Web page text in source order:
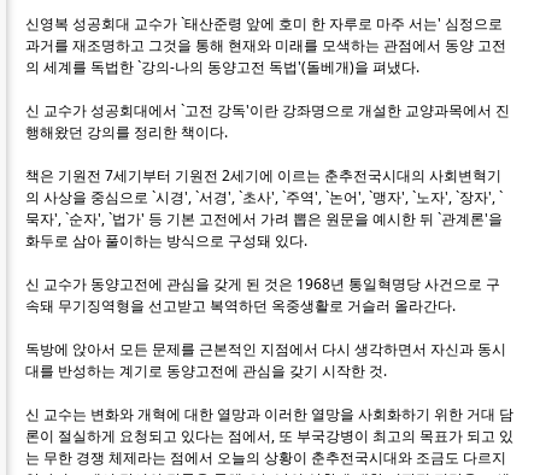
신영복 성공회대 교수가 `태산준령 앞에 호미 한 자루로 마주 서는' 심정으로
과거를 재조명하고 그것을 통해 현재와 미래를 모색하는 관점에서 동양 고전
의 세계를 독법한 `강의-나의 동양고전 독법'(돌베개)을 펴냈다.
신 교수가 성공회대에서 `고전 강독'이란 강좌명으로 개설한 교양과목에서 진
행해왔던 강의를 정리한 책이다.
책은 기원전 7세기부터 기원전 2세기에 이르는 춘추전국시대의 사회변혁기
의 사상을 중심으로 `시경', `서경', `초사', `주역', `논어', `맹자', `노자', `장자', `
묵자', `순자', `법가' 등 기본 고전에서 가려 뽑은 원문을 예시한 뒤 `관계론'을
화두로 삼아 풀이하는 방식으로 구성돼 있다.
신 교수가 동양고전에 관심을 갖게 된 것은 1968년 통일혁명당 사건으로 구
속돼 무기징역형을 선고받고 복역하던 옥중생활로 거슬러 올라간다.
독방에 앉아서 모든 문제를 근본적인 지점에서 다시 생각하면서 자신과 동시
대를 반성하는 계기로 동양고전에 관심을 갖기 시작한 것.
신 교수는 변화와 개혁에 대한 열망과 이러한 열망을 사회화하기 위한 거대 담
론이 절실하게 요청되고 있다는 점에서, 또 부국강병이 최고의 목표가 되고 있
는 무한 경쟁 체제라는 점에서 오늘의 상황이 춘추전국시대와 조금도 다르지